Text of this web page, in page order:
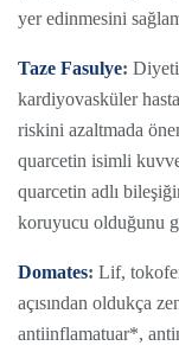
yer edinmesini
Taze Fasulye:
kardiyovasküler
riskini azaltmada
quarcetin isimli
quarcetin adlı
koruyucu olduğunu
Domates: Lif,
açısından oldukça
antiinflamatuar*,